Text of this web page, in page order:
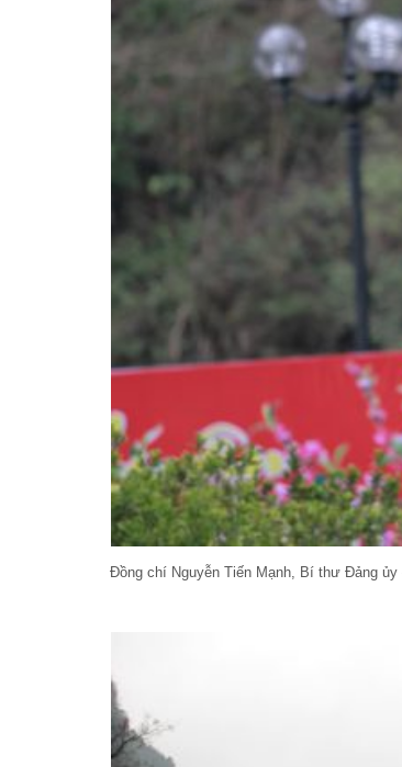
Đồng chí Nguyễn Tiến Mạnh, Bí thư Đảng